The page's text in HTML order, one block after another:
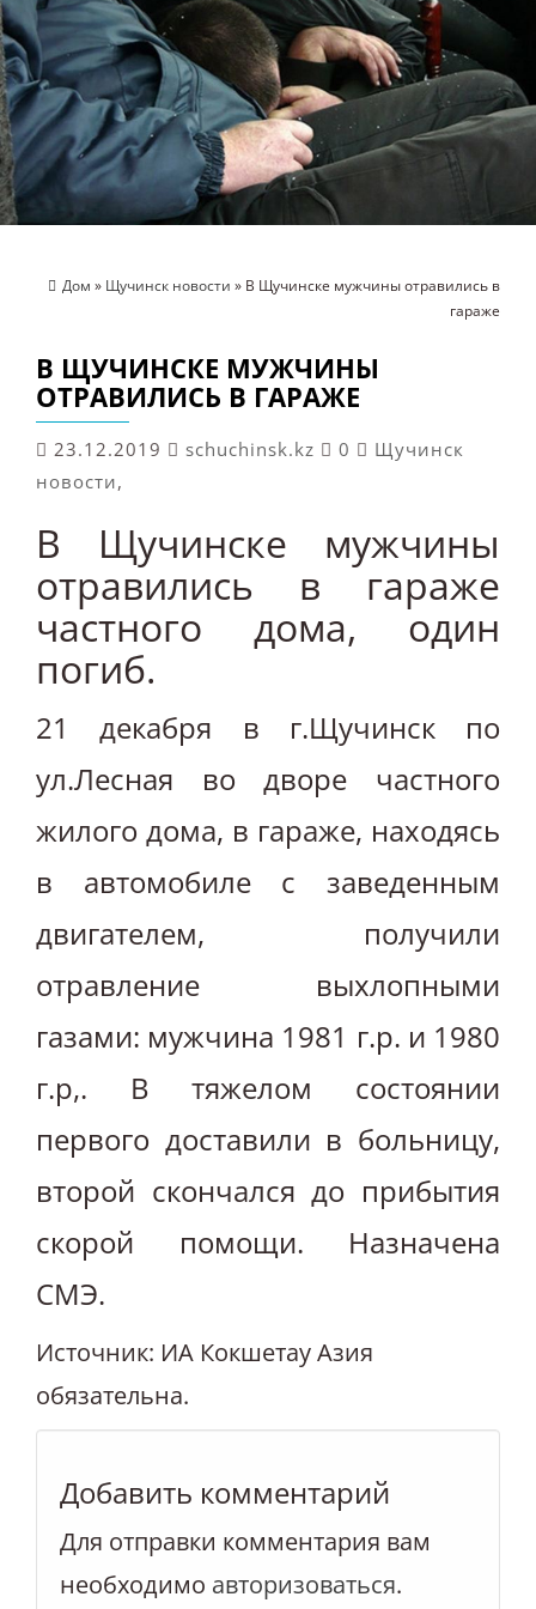
Дом » Щучинск новости » В Щучинске мужчины отравились в
гараже
В ЩУЧИНСКЕ МУЖЧИНЫ
ОТРАВИЛИСЬ В ГАРАЖЕ
23.12.2019 schuchinsk.kz 0
Щучинск
новости,
В Щучинске мужчины
отравились в гараже
частного дома, один
погиб.
21 декабря в г.Щучинск по
ул.Лесная во дворе частного
жилого дома, в гараже, находясь
в автомобиле с заведенным
двигателем, получили
отравление выхлопными
газами: мужчина 1981 г.р. и 1980
г.р,. В тяжелом состоянии
первого доставили в больницу,
второй скончался до прибытия
скорой помощи. Назначена
СМЭ.
Источник: ИА Кокшетау Азия
обязательна.
Добавить комментарий
Для отправки комментария вам
необходимо авторизоваться.